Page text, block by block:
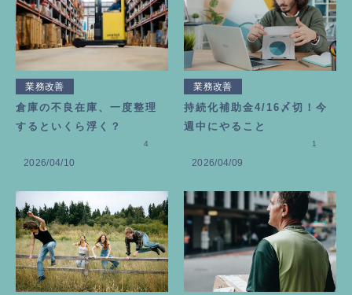
業務改善
倉庫の不良在庫、一度整理
するといくら浮く？
2026/04/10
4
業務改善
持続化補助金4/16〆切！今
週中にやること
2026/04/09
1